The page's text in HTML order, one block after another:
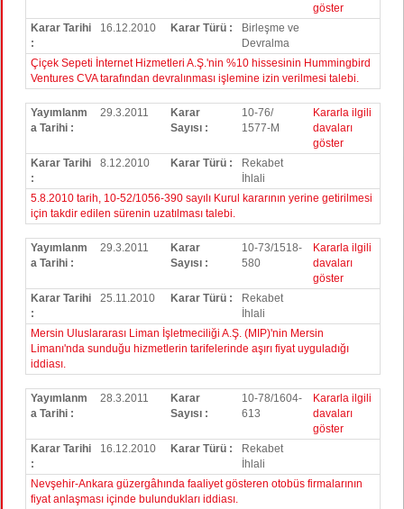
göster
Karar Tarihi
:
16.12.2010 Karar Türü :
Birleşme ve
Devralma
Çiçek Sepeti İnternet Hizmetleri A.Ş.'nin %10 hissesinin Hummingbird
Ventures CVA tarafından devralınması işlemine izin verilmesi talebi.
Yayımlanm
a Tarihi :
29.3.2011
Karar
Sayısı :
10-76/
1577-M
Kararla ilgili
davaları
göster
Karar Tarihi
:
8.12.2010 Karar Türü :
Rekabet
İhlali
5.8.2010 tarih, 10-52/1056-390 sayılı Kurul kararının yerine getirilmesi
için takdir edilen sürenin uzatılması talebi.
Yayımlanm
a Tarihi :
29.3.2011
Karar
Sayısı :
10-73/1518-
580
Kararla ilgili
davaları
göster
Karar Tarihi
:
25.11.2010 Karar Türü :
Rekabet
İhlali
Mersin Uluslararası Liman İşletmeciliği A.Ş. (MIP)'nin Mersin
Limanı'nda sunduğu hizmetlerin tarifelerinde aşırı fiyat uyguladığı
iddiası.
Yayımlanm
a Tarihi :
28.3.2011
Karar
Sayısı :
10-78/1604-
613
Kararla ilgili
davaları
göster
Karar Tarihi
:
16.12.2010 Karar Türü :
Rekabet
İhlali
Nevşehir-Ankara güzergâhında faaliyet gösteren otobüs firmalarının
fiyat anlaşması içinde bulundukları iddiası.